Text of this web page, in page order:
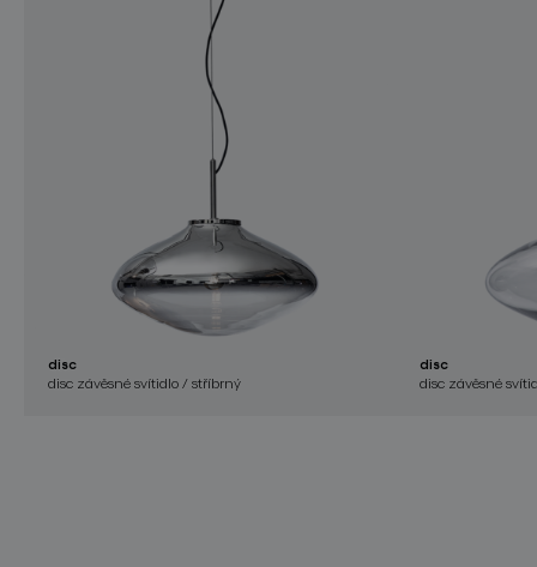
disc
disc závěsné svítidlo / stříbrný
disc
disc závěsné